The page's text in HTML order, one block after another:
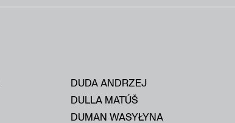
DUDA ANDRZEJ
DULLA MATÚŠ
DUMAN WASYŁYNA